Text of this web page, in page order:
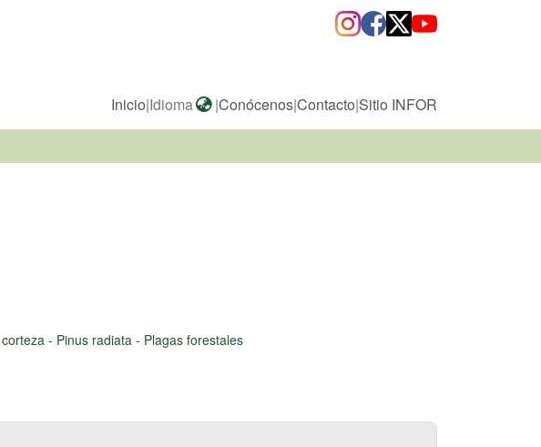
Inicio|Idioma |Conócenos|Contacto|Sitio INFOR
- Pinus radiata - Plagas forestales